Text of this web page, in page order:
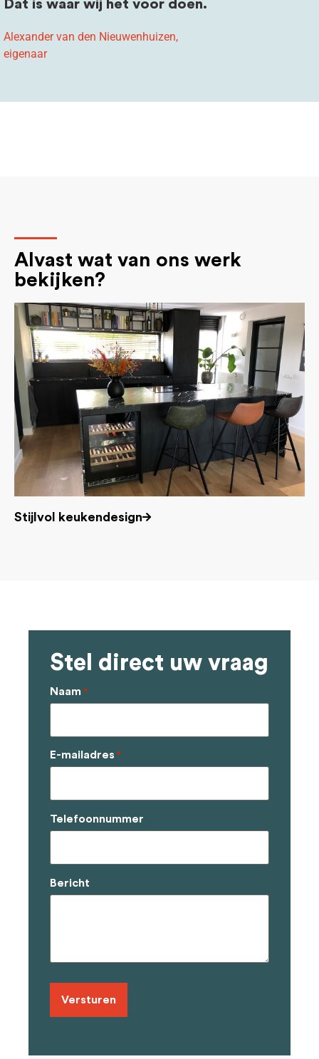
Dat is waar wij het voor doen.
Alexander van den Nieuwenhuizen,
eigenaar
Alvast wat van ons werk
bekijken?
Stijlvol keukendesign
Stel direct uw vraag
Naam *
E-mailadres *
Telefoonnummer
Bericht